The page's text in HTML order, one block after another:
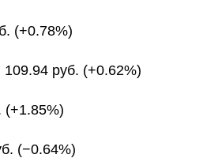
(+0.78%)
руб. (+0.62%)
(+1.85%)
(−0.64%)